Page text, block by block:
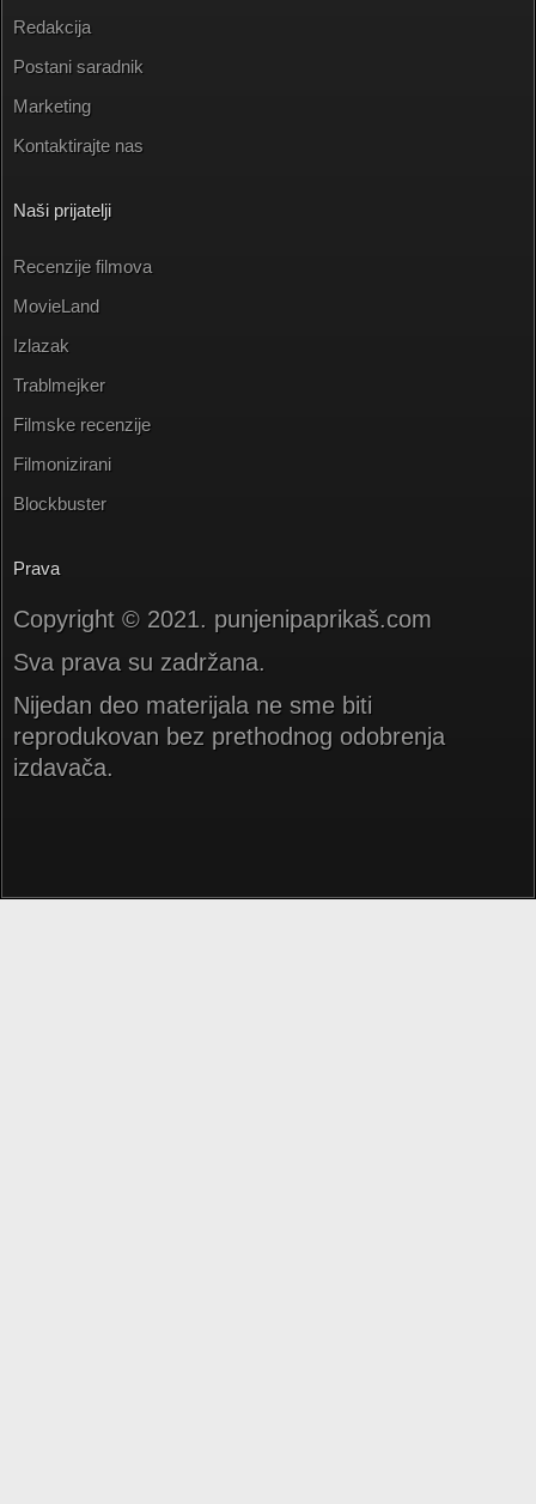
Redakcija
Postani saradnik
Marketing
Kontaktirajte nas
Naši prijatelji
Recenzije filmova
MovieLand
Izlazak
Trablmejker
Filmske recenzije
Filmonizirani
Blockbuster
Prava
Copyright © 2021. punjenipaprikaš.com
Sva prava su zadržana.
Nijedan deo materijala ne sme biti
reprodukovan bez prethodnog odobrenja
izdavača.